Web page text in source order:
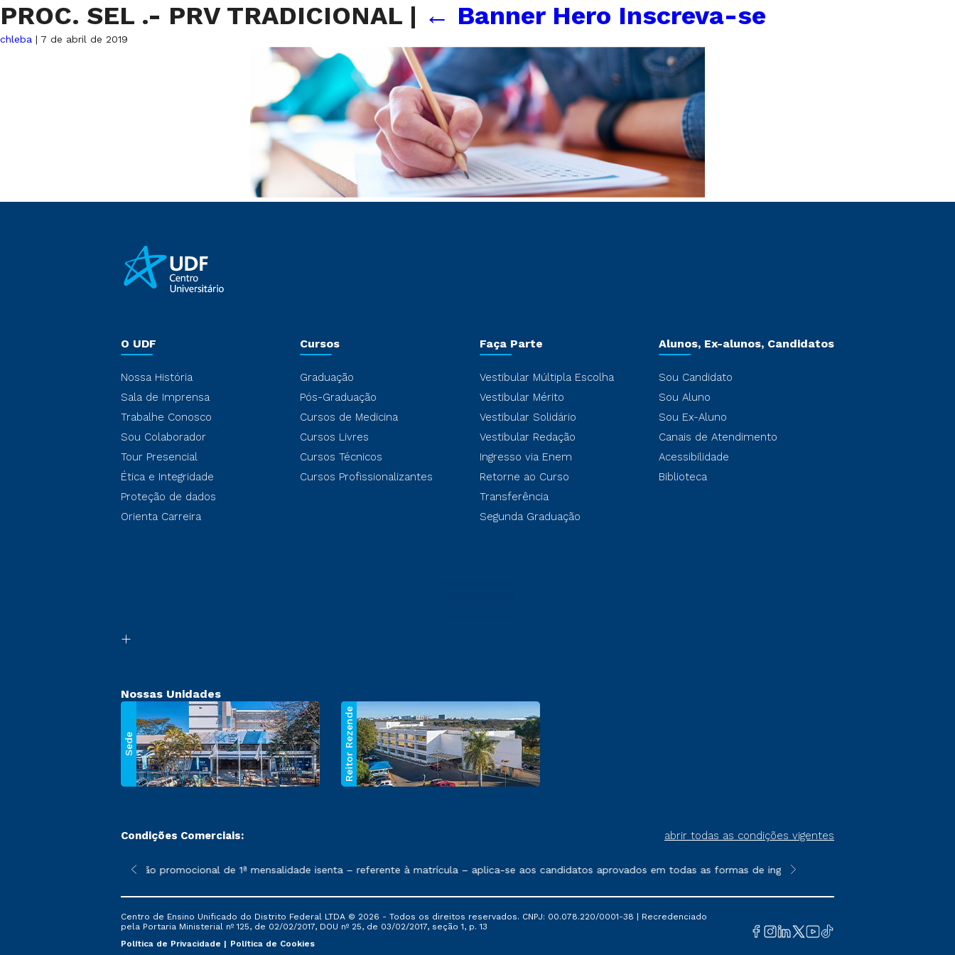
PROC. SEL .- PRV TRADICIONAL | ← Banner Hero Inscreva-se
chleba | 7 de abril de 2019
O UDF
Nossa História
Sala de Imprensa
Trabalhe Conosco
Sou Colaborador
Tour Presencial
Ética e Integridade
Proteção de dados
Orienta Carreira
Cursos
Graduação
Pós-Graduação
Cursos de Medicina
Cursos Livres
Cursos Técnicos
Cursos Profissionalizantes
Faça Parte
Vestibular Múltipla Escolha
Vestibular Mérito
Vestibular Solidário
Vestibular Redação
Ingresso via Enem
Retorne ao Curso
Transferência
Segunda Graduação
Alunos, Ex-alunos, Candidatos
Sou Candidato
Sou Aluno
Sou Ex-Aluno
Canais de Atendimento
Acessibilidade
Biblioteca
Nossas Unidades
Sede Reitor Rezende
Condições Comerciais: abrir todas as condições vigentes
sofrer alterações nos períodos de rematrícula conforme exposto no contrato de prestação de serviços.
*A condição promocional de 1ª mensalidade isenta – referente à matrícula – aplica-se aos candidatos aprovados em todas as formas de ingresso, exceto na prova on-line
**Semipresencial é um formato do
Centro de Ensino Unificado do Distrito Federal LTDA © 2026 - Todos os direitos reservados. CNPJ: 00.078.220/0001-38 | Recredenciado
pela Portaria Ministerial nº 125, de 02/02/2017, DOU nº 25, de 03/02/2017, seção 1, p. 13
Política de Privacidade
Política de Cookies